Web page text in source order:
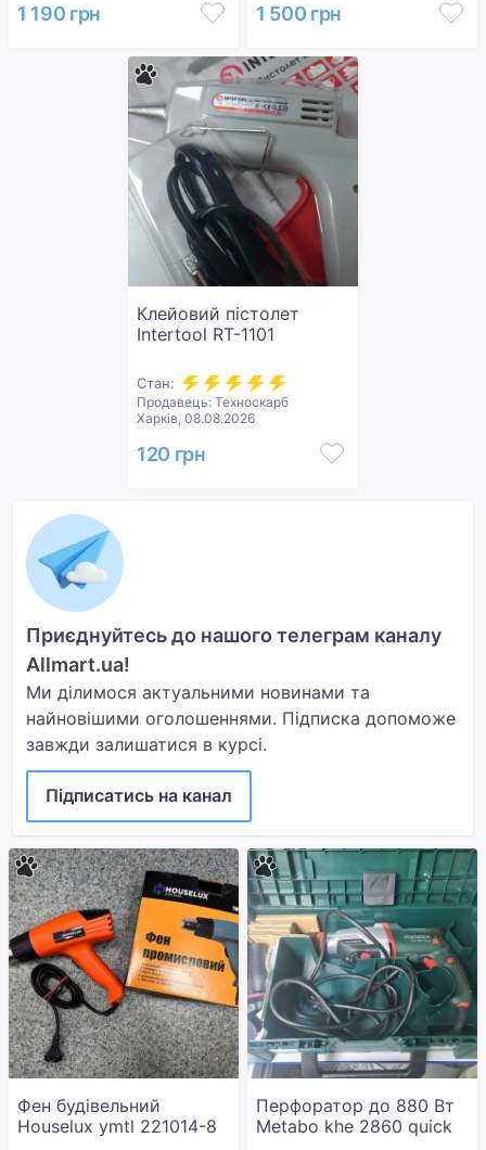
1 190 грн 1 500 грн
Клейовий пістолет
Intertool RT-1101
Стан:
Продавець: Техноскарб
Харків, 08.08.2026
120 грн
Фен будівельний
Houselux ymtl 221014-8
Перфоратор до 880 Вт
Metabo khe 2860 quick
Приєднуйтесь до нашого телеграм каналу
Allmart.ua!
Ми ділимося актуальними новинами та
найновішими оголошеннями. Підписка допоможе
завжди залишатися в курсі.
Підписатись на канал